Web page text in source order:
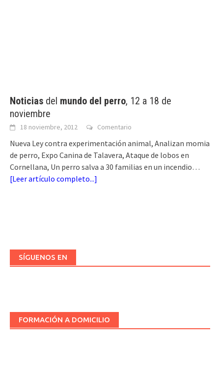
Noticias del mundo del perro, 12 a 18 de
noviembre
18 noviembre, 2012 Comentario
Nueva Ley contra experimentación animal, Analizan momia
de perro, Expo Canina de Talavera, Ataque de lobos en
Cornellana, Un perro salva a 30 familias en un incendio…
[Leer artículo completo...]
SÍGUENOS EN
FORMACIÓN A DOMICILIO